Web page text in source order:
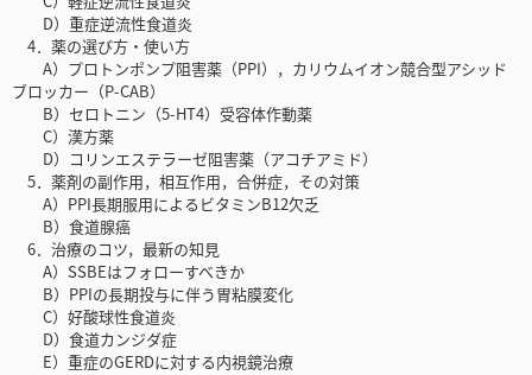
D）重症逆流性食道炎
4．薬の選び方・使い方
A）プロトンポンプ阻害薬（PPI），カリウムイオン競合型アシッド
ブロッカー（P-CAB）
B）セロトニン（5-HT4）受容体作動薬
C）漢方薬
D）コリンエステラーゼ阻害薬（アコチアミド）
5．薬剤の副作用，相互作用，合併症，その対策
A）PPI長期服用によるビタミンB12欠乏
B）食道腺癌
6．治療のコツ，最新の知見
A）SSBEはフォローすべきか
B）PPIの長期投与に伴う胃粘膜変化
C）好酸球性食道炎
D）食道カンジダ症
E）重症のGERDに対する内視鏡治療